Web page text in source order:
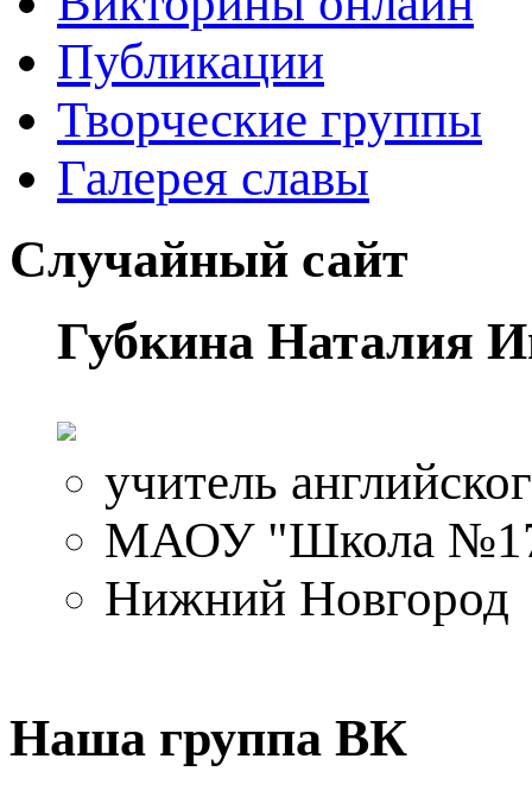
Публикации
Творческие группы
Галерея славы
Случайный сайт
Губкина Наталия
учитель
МАОУ "Школа
Нижний Новгород
Наша группа ВК